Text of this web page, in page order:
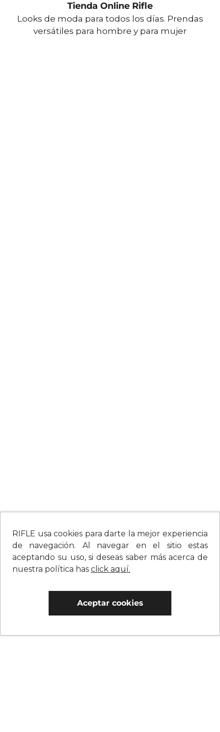
RIFLE usa cookies para darte la mejor experiencia
de navegación. Al navegar en el sitio estas
aceptando su uso, si deseas saber más acerca de
nuestra política has click aquí.
Aceptar cookies
Tienda Online Rifle
Looks de moda para todos los días. Prendas
versátiles para hombre y para mujer